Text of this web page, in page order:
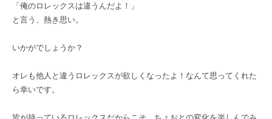
「俺のロレックスは違うんだよ！」
と言う、熱き思い。
いかがでしょうか？
オレも他人と違うロレックスが欲しくなったよ！なんて思ってくれた
ら幸いです。